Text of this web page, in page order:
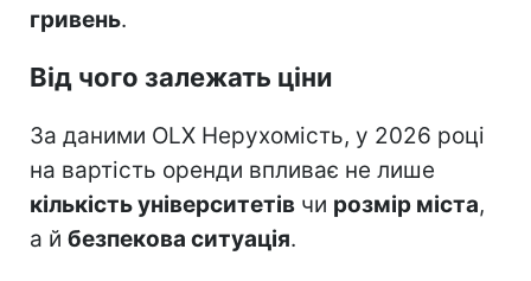
гривень.
Від чого залежать ціни
За даними OLX Нерухомість, у 2026 році
на вартість оренди впливає не лише
кількість університетів чи розмір міста,
а й безпекова ситуація.